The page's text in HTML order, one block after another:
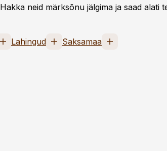
Hakka neid märksõnu jälgima ja saad alati
Lahingud Saksamaa